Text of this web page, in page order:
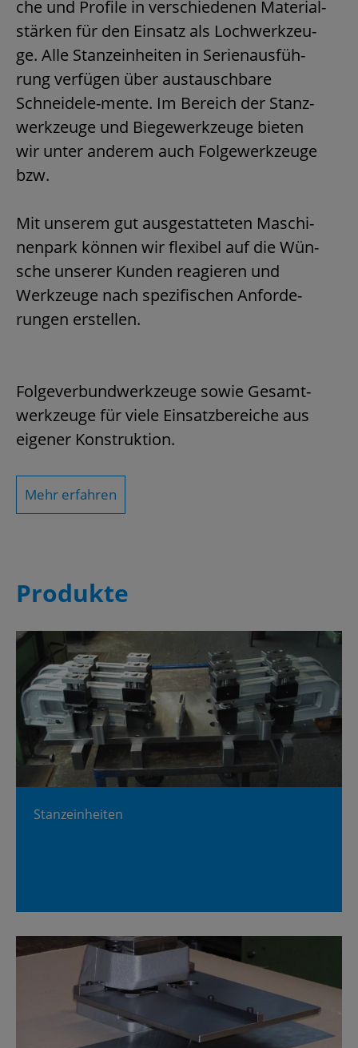
che und Pro­fi­le in ver­schie­de­nen Ma­te­ri­al­
stär­ken für den Ein­satz als Loch­werk­zeu­
ge. Alle Stanz­ein­hei­ten in Se­ri­en­aus­füh­
rung ver­fü­gen über aus­tausch­ba­re
Schnei­de­le-men­te. Im Be­reich der Stanz­
werk­zeu­ge und Bie­ge­werk­zeu­ge bie­ten
wir unter an­de­rem auch Fol­ge­werk­zeu­ge
bzw.
Mit un­se­rem gut aus­ge­stat­te­ten Ma­schi­
nen­park kön­nen wir fle­xi­bel auf die Wün­
sche un­se­rer Kun­den re­agie­ren und
Werk­zeu­ge nach spe­zi­fi­schen An­for­de­
run­gen er­stel­len.
Fol­ge­ver­bund­werk­zeu­ge sowie Ge­samt­
werk­zeu­ge für viele Ein­satz­be­rei­che aus
ei­ge­ner Kon­struk­ti­on.
Mehr er­fah­ren
Pro­duk­te
Stanz­ein­hei­ten